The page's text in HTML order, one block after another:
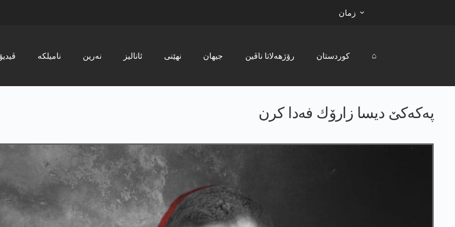
زمان
نامیلکە نەرین ئانالیز نھێنی جیھان رۆژھەلاتا ناڤین کوردستان ⌂
په‌كه‌كێ دیسا زارۆك فه‌دا كرن